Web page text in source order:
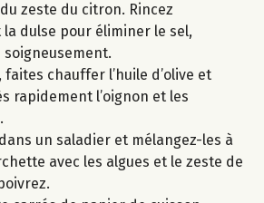
zeste du citron. Rincez
dulse pour éliminer le sel,
faites chauffer l’huile d’olive et
rapidement l’oignon et les
un saladier et mélangez-les à
avec les algues et le zeste de